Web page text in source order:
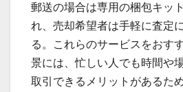
郵送の場合は専用の梱包キッ
れ、売却希望者は手軽に査定
る。これらのサービスをおす
景には、忙しい人でも時間や
取引できるメリットがあるた